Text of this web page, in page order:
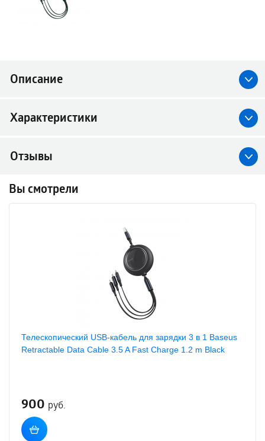
Описание
Характеристики
Отзывы
Вы смотрели
Телескопический USB-кабель для зарядки 3 в 1 Baseus
Retractable Data Cable 3.5 A Fast Charge 1.2 m Black
900 руб.